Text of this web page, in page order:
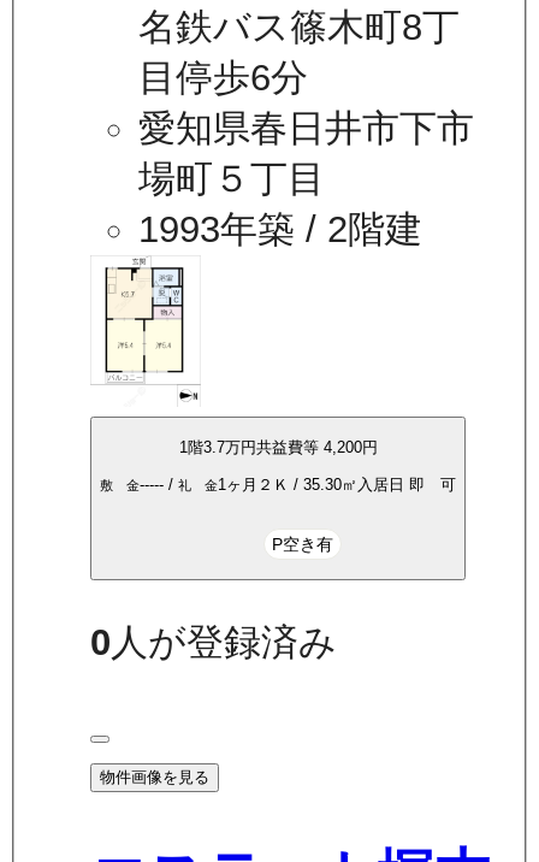
名鉄バス篠木町8丁
目停歩6分
愛知県春日井市下市
場町５丁目
1993年築 / 2階建
1 階3.7万円共益費等 4,200円
敷 金----- /礼 金1ヶ月 ２Ｋ /35.30㎡ 入居日 即 可
P空き有
0 人が登録済み
物件画像を見る